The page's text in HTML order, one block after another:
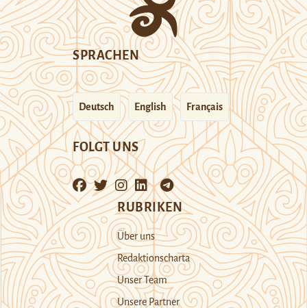
SPRACHEN
Deutsch English Français
FOLGT UNS
RUBRIKEN
Über uns
Redaktionscharta
Unser Team
Unsere Partner